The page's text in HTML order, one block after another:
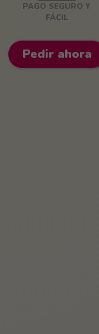
PAGO SEGURO Y
FÁCIL
Pedir ahora